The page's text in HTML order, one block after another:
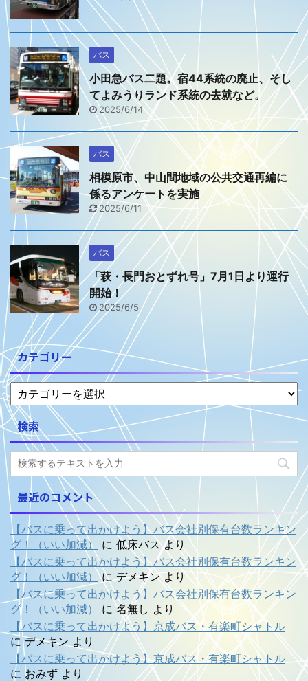
バス
小田急バス二題。宿44系統の廃止、そし
てよみうりランド系統の去就など。
2025/6/14
バス
相模原市、中山間地域の公共交通再編に
係るアンケートを実施
2025/6/11
バス
「萩・長門おとずれ号」7月1日より運行
開始！
2025/6/5
カテゴリー
検索
最近のコメント
【バスに乗って出かけよう】バス会社別保有台数ランキン
グ！（いい加減）
に 低床バスより
【バスに乗って出かけよう】バス会社別保有台数ランキン
グ！（いい加減）にデメキン より
【バスに乗って出かけよう】バス会社別保有台数ランキン
グ！（いい加減）
に名無し より
【バスに乗って出かけよう】京成バス・有楽町シャトル
にデメキン より
【バスに乗って出かけよう】京成バス・有楽町シャトル
に おみず より